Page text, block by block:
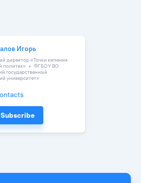
Игорь
директор «Точки кипения
политех»
ФГБОУ ВО
государственный
университет»
Subscribe